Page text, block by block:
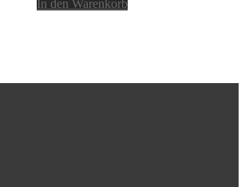
In den Warenkorb